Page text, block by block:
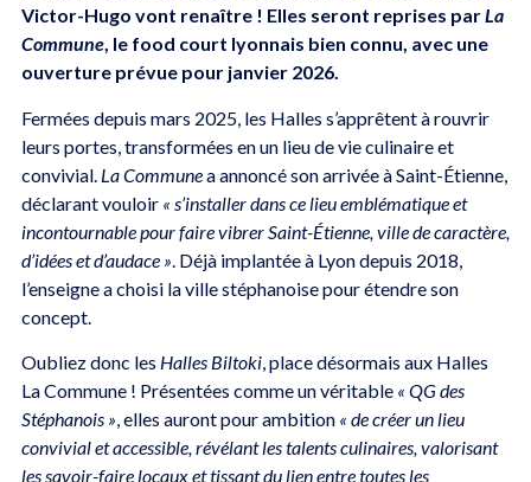
Victor-Hugo vont renaître ! Elles seront reprises parLa
Commune, le food court lyonnais bien connu, avec une
ouverture prévue pour janvier 2026.
Fermées depuis mars 2025, les Halles s’apprêtent à rouvrir
leurs portes, transformées en un lieu de vie culinaire et
convivial. La Communea annoncé son arrivée à Saint-Étienne,
déclarant vouloir « s’installer dans ce lieu emblématique et
incontournable pour faire vibrer Saint-Étienne, ville de caractère,
d’idées et d’audace » . Déjà implantée à Lyon depuis 2018,
l’enseigne a choisi la ville stéphanoise pour étendre son
concept.
Oubliez donc les Halles Biltoki, place désormais aux Halles
La Commune ! Présentées comme un véritable « QG des
Stéphanois », elles auront pour ambition « de créer un lieu
convivial et accessible, révélant les talents culinaires, valorisant
les savoir-faire locaux et tissant du lien entre toutes les